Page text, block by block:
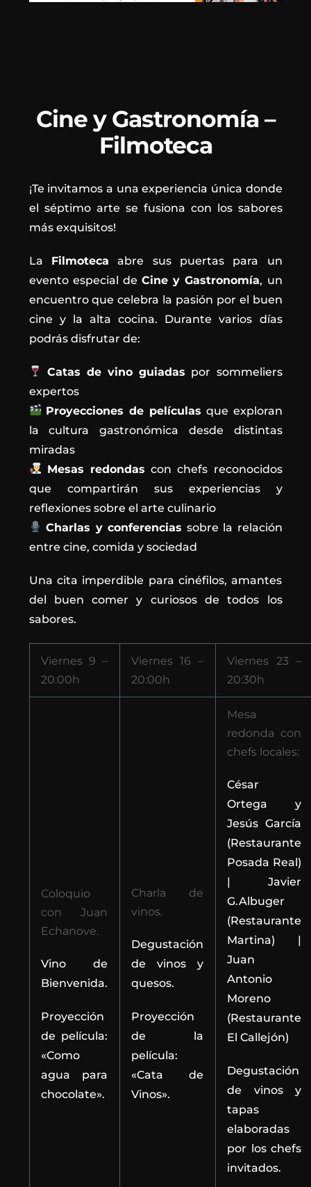
Cine y Gastronomía –
Filmoteca
¡Te invitamos a una experiencia única donde
el séptimo arte se fusiona con los sabores
más exquisitos!
La Filmoteca abre sus puertas para un
evento especial de Cine y Gastronomía, un
encuentro que celebra la pasión por el buen
cine y la alta cocina. Durante varios días
podrás disfrutar de:
Catas de vino guiadas por sommeliers
expertos
Proyecciones de películas que exploran
la cultura gastronómica desde distintas
miradas
Mesas redondas con chefs reconocidos
que compartirán sus experiencias y
reflexiones sobre el arte culinario
Charlas y conferencias sobre la relación
entre cine, comida y sociedad
Una cita imperdible para cinéfilos, amantes
del buen comer y curiosos de todos los
sabores.
Viernes 9 –
20:00h
Viernes 16 –
20:00h
Viernes 23 –
20:30h
Coloquio
con Juan
Echanove.
Vino de
Bienvenida.
Proyección
de película:
«Como
agua para
chocolate».
Charla de
vinos.
Degustación
de vinos y
quesos.
Proyección
de la
película:
«Cata de
Vinos».
Mesa
redonda con
chefs locales:
César
Ortega y
Jesús García
(Restaurante
Posada Real)
| Javier
G.Albuger
(Restaurante
Martina) |
Juan
Antonio
Moreno
(Restaurante
El Callejón)
Degustación
de vinos y
tapas
elaboradas
por los chefs
invitados.